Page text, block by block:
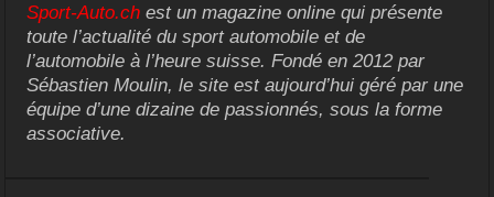
Sport-Auto.ch est un magazine online qui présente
toute l’actualité du sport automobile et de
l’automobile à l’heure suisse. Fondé en 2012 par
Sébastien Moulin, le site est aujourd’hui géré par une
équipe d’une dizaine de passionnés, sous la forme
associative.